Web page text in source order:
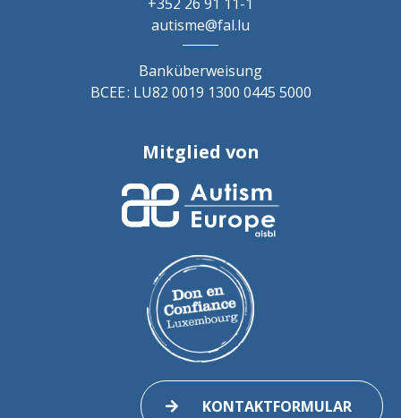
autisme@fal.lu
Banküberweisung
BCEE : LU82 0019 1300 0445 5000
Mitglied von
KONTAKTFORMULAR